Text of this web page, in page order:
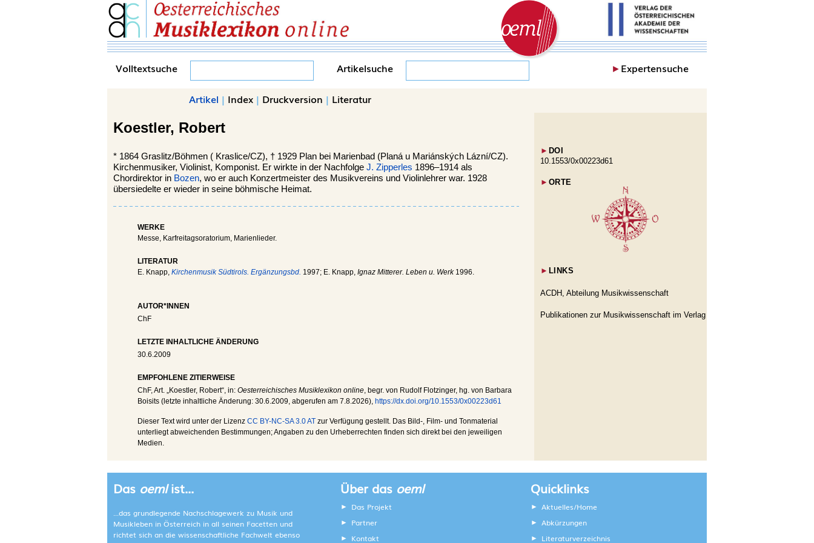
Volltextsuche Artikelsuche ►Expertensuche
Artikel | Index | Druckversion | Literatur
Koestler, Robert
* 1864 Graslitz/Böhmen ( Kraslice/CZ), † 1929 Plan bei Marienbad (Planá u Mariánských Lázní/CZ).
Kirchenmusiker, Violinist, Komponist. Er wirkte in der Nachfolge J. Zipperles 1896–1914 als
Chordirektor in Bozen, wo er auch Konzertmeister des Musikvereins und Violinlehrer war. 1928
übersiedelte er wieder in seine böhmische Heimat.
WERKE
Messe, Karfreitagsoratorium, Marienlieder.
LITERATUR
E. Knapp, Kirchenmusik Südtirols. Ergänzungsbd. 1997; E. Knapp, Ignaz Mitterer. Leben u. Werk 1996.
AUTOR*INNEN
ChF
LETZTE INHALTLICHE ÄNDERUNG
30.6.2009
EMPFOHLENE ZITIERWEISE
ChF, Art. „Koestler, Robert“, in: Oesterreichisches Musiklexikon online, begr. von Rudolf Flotzinger, hg. von Barbara
Boisits (letzte inhaltliche Änderung: 30.6.2009, abgerufen am 7.8.2026), https://dx.doi.org/10.1553/0x00223d61
Dieser Text wird unter der Lizenz CC BY-NC-SA 3.0 AT zur Verfügung gestellt. Das Bild-, Film- und Tonmaterial
unterliegt abweichenden Bestimmungen; Angaben zu den Urheberrechten finden sich direkt bei den jeweiligen
Medien.
► DOI
10.1553/0x00223d61
► ORTE
► LINKS
ACDH, Abteilung Musikwissenschaft
Publikationen zur Musikwissenschaft im Verlag
Das oemlist...
...das grundlegende Nachschlagewerk zu Musik und
Musikleben in Österreich in all seinen Facetten und
richtet sich an die wissenschaftliche Fachwelt ebenso
Über das oeml
Das Projekt
Partner
Kontakt
Quicklinks
Aktuelles/Home
Abkürzungen
Literaturverzeichnis